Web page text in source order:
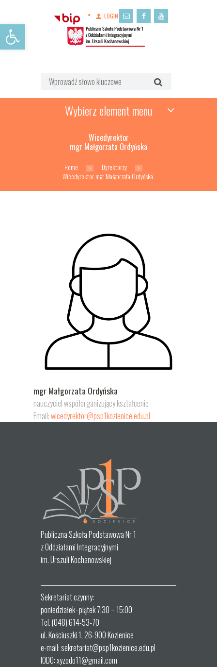
Open toolbar
LOGIN
Wybierz element menu
Wicedyrektor
mgr Małgorzata Ordyńska
Home
Dyrektorzy
Wicedyrektor mgr Małgorzata Ordyńska
mgr Małgorzata Ordyńska
nauczyciel współorganizujący kształcenie
Email:wicedyrektor@psp1kozienice.edu.pl
Publiczna Szkoła Podstawowa Nr 1
z Oddziałami Integracyjnymi
im. Urszuli Kochanowskiej
Sekretariat czynny:
poniedziałek–piątek 7:30 – 15:00
Tel. (048) 614-53-70
ul. Kościuszki 1, 26-900 Kozienice
e-mail: sekretariat@psp1kozienice.edu.pl
IODO: xyzodo11@gmail.com